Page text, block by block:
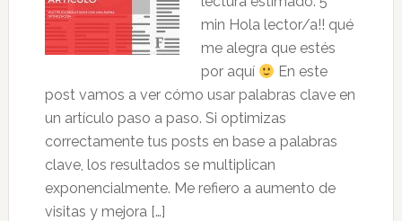
min Hola lector/a!! qué
me alegra que estés
por aquí
En este
post vamos a ver cómo usar palabras clave en
un artículo paso a paso. Si optimizas
correctamente tus posts en base a palabras
clave, los resultados se multiplican
exponencialmente. Me refiero a aumento de
visitas y mejora […]